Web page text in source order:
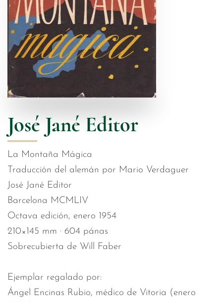
José Jané Editor
La Montaña Mágica
Traducción del alemán por Mario Verdaguer
José Jané Editor
Barcelona MCMLIV
Octava edición, enero 1954
210×145 mm · 604 pánas
Sobrecubierta de Will Faber
Ejemplar regalado por:
Ángel Encinas Rubio, médico de Vitoria (enero